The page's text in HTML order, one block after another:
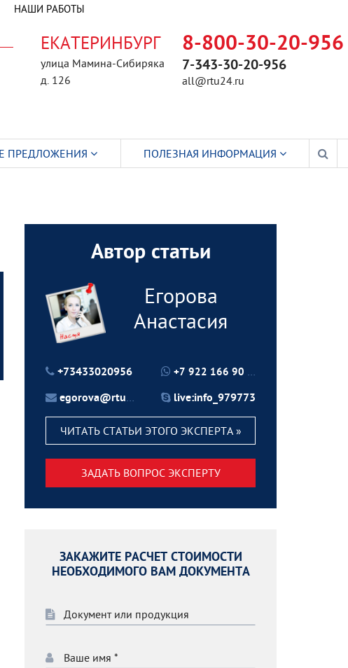
НАШИ РАБОТЫ
ЕКАТЕРИНБУРГ
улица Мамина-Сибиряка
д. 126
8-800-30-20-956
7-343-30-20-956
all@rtu24.ru
Автор статьи
Егорова
Анастасия
+73433020956
egorova@rtu24.ru
+7 922 166 90 70
live:info_979773
ЧИТАТЬ СТАТЬИ ЭТОГО ЭКСПЕРТА »
ЗАДАТЬ ВОПРОС ЭКСПЕРТУ
ЗАКАЖИТЕ РАСЧЕТ СТОИМОСТИ
НЕОБХОДИМОГО ВАМ ДОКУМЕНТА
ПРЕДЛОЖЕНИЯ ПОЛЕЗНАЯ ИНФОРМАЦИЯ